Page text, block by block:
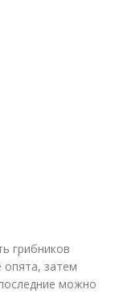
грибников
опята, затем
можно